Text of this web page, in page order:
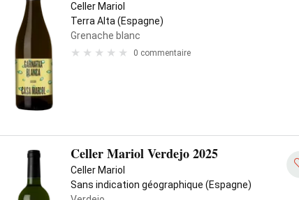
Celler Mariol
Terra Alta (Espagne)
Grenache blanc
0 commentaire
Celler Mariol Verdejo 2025
Celler Mariol
Sans indication géographique (Espagne)